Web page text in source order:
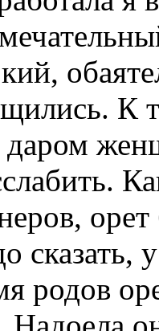
К
сказать,
родов